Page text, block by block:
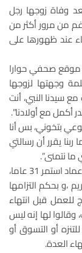
وفاة زوجها رجل
عام 2024، فعلى الرغم من مرور أكثر من
عند ظهورها على
“قلع البحر 2” أجرى موقع صحفي حوارا
وجهتها لزوجها
سيدنا النبي، أنت
مع أولادنا”.
بتخوني، بس أنا
يقرر أن رسالتي
ما نتمنى”.
جدير بالذكر أن زواج نشوى مصطفى بزوجها محمد عماد استمر 31 عاما،
،و بحكم التزامها
قبل انتهاء
لها إنه ليس
أو التسوق أو
العدة.